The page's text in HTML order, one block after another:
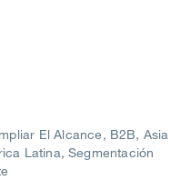
El Alcance B2B Asia
Latina Segmentación